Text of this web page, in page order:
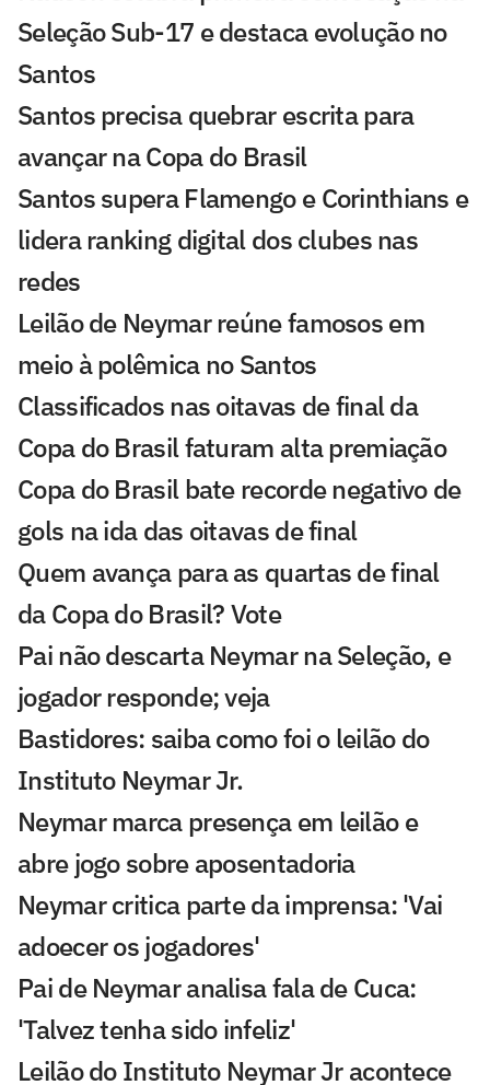
Seleção Sub-17 e destaca evolução no
Santos
Santos precisa quebrar escrita para
avançar na Copa do Brasil
Santos supera Flamengo e Corinthians e
lidera ranking digital dos clubes nas
redes
Leilão de Neymar reúne famosos em
meio à polêmica no Santos
Classificados nas oitavas de final da
Copa do Brasil faturam alta premiação
Copa do Brasil bate recorde negativo de
gols na ida das oitavas de final
Quem avança para as quartas de final
da Copa do Brasil? Vote
Pai não descarta Neymar na Seleção, e
jogador responde; veja
Bastidores: saiba como foi o leilão do
Instituto Neymar Jr.
Neymar marca presença em leilão e
abre jogo sobre aposentadoria
Neymar critica parte da imprensa: 'Vai
adoecer os jogadores'
Pai de Neymar analisa fala de Cuca:
'Talvez tenha sido infeliz'
Leilão do Instituto Neymar Jr acontece